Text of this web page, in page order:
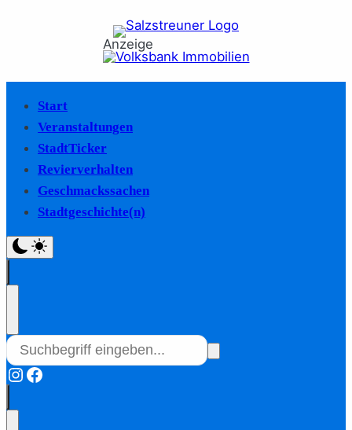
Anzeige
Start
Veranstaltungen
StadtTicker
Revierverhalten
Geschmackssachen
Stadtgeschichte(n)
Instagram
Facebook